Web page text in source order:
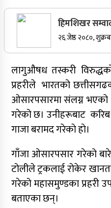
सर्वोच्चले
पदमुक्तिको
नेपाली
सुर्खेतमा जिप
जुम्लामा
जुम्लामा
कर्णालीमा
हिमशिखर
२६ जेष्ठ २०८०,
लागुऔषध तस्करी
प्रहरीले भारतको
ओसारपसारमा संलग्न भएको
गरेको छ। उनीहरूबाट
गाजा बरामद गरेकाे हाे।
गाँजा ओसारपसार गरेको
टोलीले ट्रकलाई रोकेर
गरेको महासमुण्डका प्रहरी
बताएका छन्।